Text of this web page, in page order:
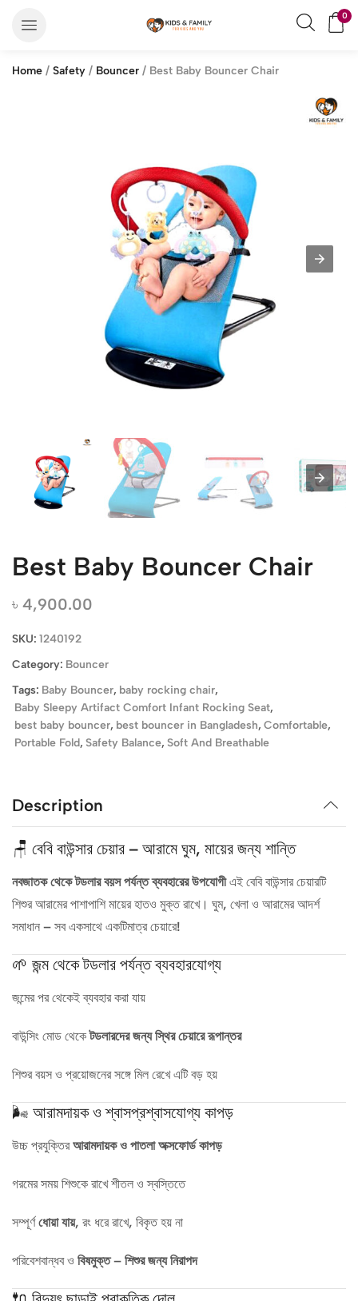
0
Home / Safety / Bouncer / Best Baby Bouncer Chair
Best Baby Bouncer Chair
৳ 4,900.00
SKU: 1240192
Category: Bouncer
Tags: Baby Bouncer, baby rocking chair,
Baby Sleepy Artifact Comfort Infant Rocking Seat,
best baby bouncer, best bouncer in Bangladesh, Comfortable,
Portable Fold, Safety Balance, Soft And Breathable
Description
🪑 বেবি বাউন্সার চেয়ার – আরামে ঘুম, মায়ের জন্য শান্তি
নবজাতক থেকে টডলার বয়স পর্যন্ত ব্যবহারের উপযোগীএই বেবি বাউন্সার চেয়ারটি
শিশুর আরামের পাশাপাশি মায়ের হাতও মুক্ত রাখে। ঘুম, খেলা ও আরামের আদর্শ
সমাধান – সব একসাথে একটিমাত্র চেয়ারে!
🌱 জন্ম থেকে টডলার পর্যন্ত ব্যবহারযোগ্য
জন্মের পর থেকেই ব্যবহার করা যায়
বাউন্সিং মোড থেকেটডলারদের জন্য স্থির চেয়ারে রূপান্তর
শিশুর বয়স ও প্রয়োজনের সঙ্গে মিল রেখে এটি বড় হয়
🌬️ আরামদায়ক ও শ্বাসপ্রশ্বাসযোগ্য কাপড়
উচ্চ প্রযুক্তিরআরামদায়ক ও পাতলা অক্সফোর্ড কাপড়
গরমের সময় শিশুকে রাখে শীতল ও স্বস্তিতে
সম্পূর্ণধোয়া যায়, রং ধরে রাখে, বিকৃত হয় না
পরিবেশবান্ধব ও বিষমুক্ত – শিশুর জন্য নিরাপদ